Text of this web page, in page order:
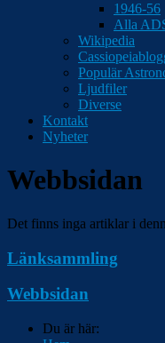
1946-56
Alla
Wikipedia
Populär
Ljudfiler
Diverse
Kontakt
Nyheter
Webbsidan
Det finns inga artiklar i
Länksammling
Webbsidan
Du är här: